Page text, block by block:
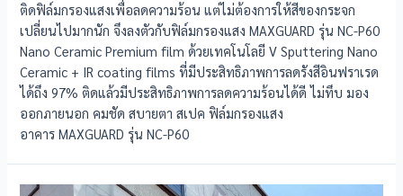
ติดฟิล์มกรองแสงเพื่อลดความร้อน แต่ไม่ต้องการให้สีของกระจก
เปลี่ยนไปมากนัก จึงลงตัวกับฟิล์มกรองแสง MAXGUARD รุ่น NC-P60
Nano Ceramic Premium film ด้วยเทคโนโลยี V Sputtering Nano
Ceramic + IR coating films ที่มีประสิทธิภาพการลดรังสีอินฟราเรด
ได้ถึง 97% ติดแล้วมีประสิทธิภาพการลดความร้อนได้ดี ไม่ทึบ มอง
ออกภายนอก คมชัด สบายตา สเปค ฟิล์มกรองแสง
อาคาร MAXGUARD รุ่น NC-P60